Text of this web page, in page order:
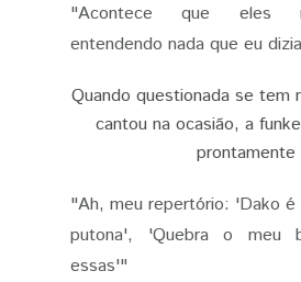
"Acontece que eles
entendendo nada que eu
Quando questionada se tem
cantou na ocasião, a
prontamente
"Ah, meu repertório: 'Dako
putona', 'Quebra o meu
essas'"